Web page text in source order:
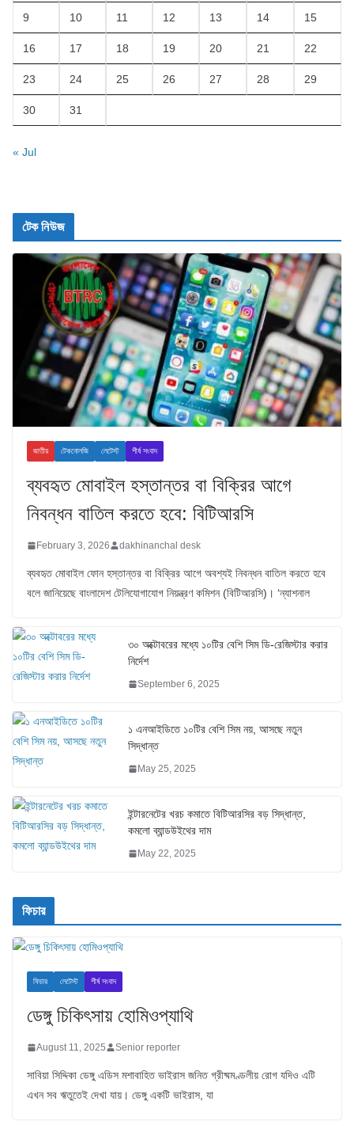
9 10 11 12 13 14 15
16 17 18 19 20 21 22
23 24 25 26 27 28 29
30 31
« Jul
টেক নিউজ
জাতীয় টেকনোলজি লেটেস্ট শীর্ষ সংবাদ
ব্যবহৃত মোবাইল হস্তান্তর বা বিক্রির আগে
নিবন্ধন বাতিল করতে হবে: বিটিআরসি
February 3, 2026 dakhinanchal desk
ব্যবহৃত মোবাইল ফোন হস্তান্তর বা বিক্রির আগে অবশ্যই নিবন্ধন বাতিল করতে হবে
বলে জানিয়েছে বাংলাদেশ টেলিযোগাযোগ নিয়ন্ত্রণ কমিশন (বিটিআরসি)। ‘ন্যাশনাল
৩০ অক্টোবরের মধ্যে ১০টির বেশি সিম ডি-রেজিস্টার করার
নির্দেশ
September 6, 2025
১ এনআইডিতে ১০টির বেশি সিম নয়, আসছে নতুন
সিদ্ধান্ত
May 25, 2025
ইন্টারনেটের খরচ কমাতে বিটিআরসির বড় সিদ্ধান্ত,
কমলো ব্যান্ডউইথের দাম
May 22, 2025
ফিচার
ফিচার লেটেস্ট শীর্ষ সংবাদ
ডেঙ্গু চিকিৎসায় হোমিওপ্যাথি
August 11, 2025 Senior reporter
সাবিয়া সিদ্দিকা ডেঙ্গু এডিস মশাবাহিত ভাইরাস জনিত গ্রীষ্মমণ্ডলীয় রোগ যদিও এটি
এখন সব ঋতুতেই দেখা যায়। ডেঙ্গু একটি ভাইরাস, যা